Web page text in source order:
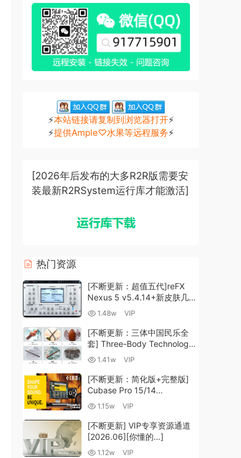
⚡本站链接请复制到浏览器打开⚡
⚡提供Ample♡水果等远程服务⚡
[2026年后发布的大多R2R版需要安
装最新R2RSystem运行库才能激活]
热门资源
[不断更新：超值五代]reFX
Nexus 5 v5.4.14+新皮肤几十
套+原厂+全套扩展+教程
1.48w VIP
[不断更新：三体中国民乐全
套] Three-Body Technology-
R2R [WiN, MacOSX]
1.41w VIP
[不断更新：简化版+完整版]
Cubase Pro 15/14
VR/R2R/U2B+原厂音源+插件
MacOSX]（704.0MB+）
1.15w VIP
[不断更新] VIP专享资源通道
[2026.06][你懂的…]
1.12w VIP